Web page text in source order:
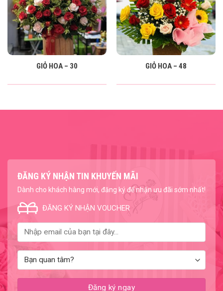
GIỎ HOA – 30 GIỎ HOA – 48
ĐĂNG KÝ NHẬN TIN KHUYẾN MÃI
Dành cho khách hàng mới, đăng ký để nhận ưu đãi sớm nhất!
ĐĂNG KÝ NHẬN VOUCHER